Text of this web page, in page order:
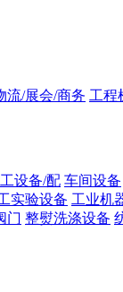
流/展会/商务 工程
设备/配 车间设备
实验设备 工业机
门 整熨洗涤设备